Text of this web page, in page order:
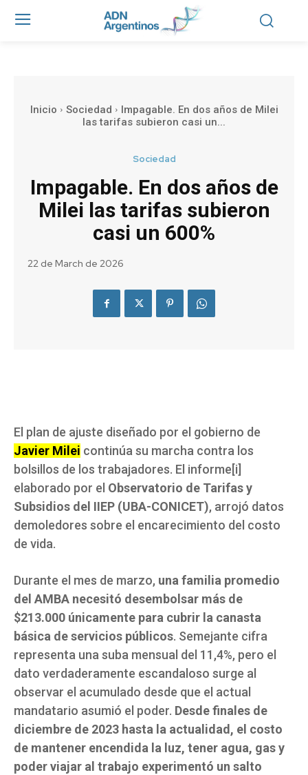
Inicio Sociedad
Impagable. En dos años de Milei
las tarifas subieron casi un...
Sociedad
Impagable. En dos años de
Milei las tarifas subieron
casi un 600%
22 de March de 2026
El plan de ajuste diseñado por el gobierno de
Javier Milei continúa su marcha contra los
bolsillos de los trabajadores. El informe[i]
elaborado por el Observatorio de Tarifas y
Subsidios del IIEP (UBA-CONICET), arrojó datos
demoledores sobre el encarecimiento del costo
de vida.
Durante el mes de marzo, una familia promedio
del AMBA necesitó desembolsar más de
$213.000 únicamente para cubrir la canasta
básica de servicios públicos. Semejante cifra
representa una suba mensual del 11,4%, pero el
dato verdaderamente escandaloso surge al
observar el acumulado desde que el actual
mandatario asumió el poder. Desde finales de
diciembre de 2023 hasta la actualidad, el costo
de mantener encendida la luz, tener agua, gas y
poder viajar al trabajo experimentó un salto